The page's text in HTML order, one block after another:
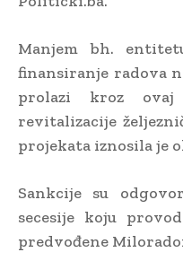
Manjem bh.
finansiranje radova
prolazi kroz
revitalizacije
projekata iznosila je
Sankcije su
secesije koju
predvođene